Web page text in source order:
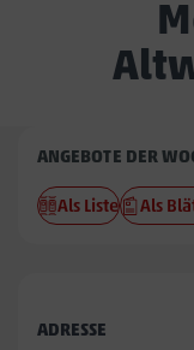
Penny
ANGEBOTE DER
Als Liste Als
ADRESSE